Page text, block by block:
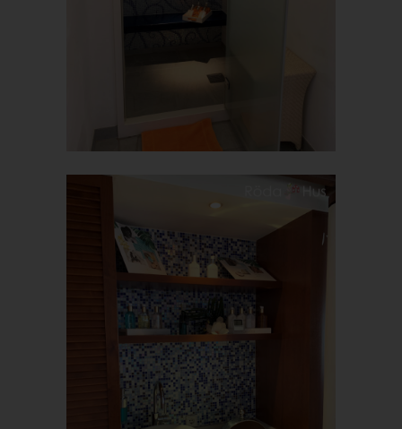
Hintergrund, dass nur so der Missbrauch unserer Dienste
verhindert werden kann, und diese Daten im Bedarfsfall
Speicherung dieser Daten zur Absicherung des für die
der Strafverfolgung dient.
Die Registrierung der betroffenen Person unter freiwilliger
Verarbeitung Verantwortlichen dazu, der betroffenen Person
Inhalte oder Leistungen anzubieten, die aufgrund der Natur der
Sache nur registrierten Benutzern angeboten werden können.
Registrierten Personen steht die Möglichkeit frei, die bei der
Registrierung angegebenen personenbezogenen Daten
jederzeit abzuändern oder vollständig aus dem Datenbestand
des für die Verarbeitung Verantwortlichen löschen zu lassen.
Der für die Verarbeitung Verantwortliche erteilt jeder betroffenen
Person jederzeit auf Anfrage Auskunft darüber, welche
personenbezogenen Daten über die betroffene Person
gespeichert sind. Ferner berichtigt oder löscht der für die